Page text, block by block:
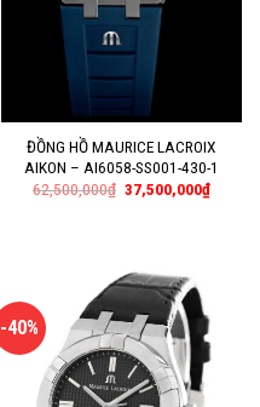
ĐỒNG HỒ MAURICE LACROIX
AIKON – AI6058-SS001-430-1
62,500,000₫ 37,500,000₫
-40%